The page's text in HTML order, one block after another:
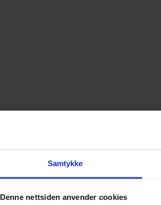
Samtykke
Denne nettsiden anvender cookies